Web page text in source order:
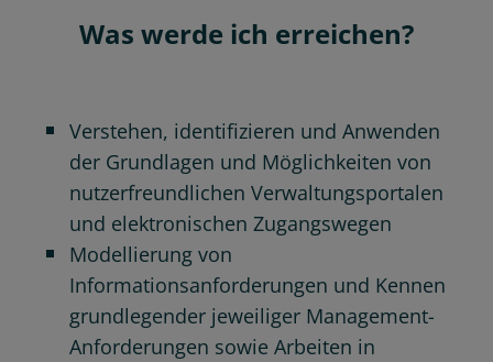
Was werde ich erreichen?
Verstehen, identifizieren und Anwenden
der Grundlagen und Möglichkeiten von
nutzerfreundlichen Verwaltungsportalen
und elektronischen Zugangswegen
Modellierung von
Informationsanforderungen und Kennen
grundlegender jeweiliger Management-
Anforderungen sowie Arbeiten in